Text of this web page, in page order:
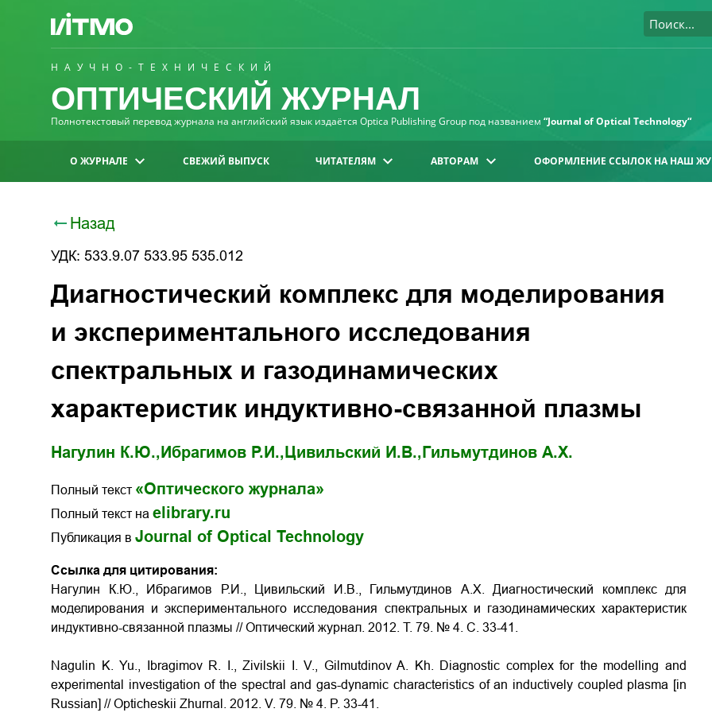
НАУЧНО-ТЕХНИЧЕСКИЙ
ОПТИЧЕСКИЙ ЖУРНАЛ
Полнотекстовый перевод журнала на английский язык издаётся Optica Publishing Group под названием “Journal of Optical Technology“
О ЖУРНАЛЕ СВЕЖИЙ ВЫПУСК ЧИТАТЕЛЯМ АВТОРАМ ОФОРМЛЕНИЕ ССЫЛОК НА НАШ
Назад
УДК: 533.9.07 533.95 535.012
Диагностический комплекс для моделирования
и экспериментального исследования
спектральных и газодинамических
характеристик индуктивно-связанной плазмы
Нагулин К.Ю., Ибрагимов Р.И., Цивильский И.В., Гильмутдинов А.Х.
Полный текст «Оптического журнала»
Полный текст на elibrary.ru
Публикация в Journal of Optical Technology
Ссылка для цитирования:
Нагулин К.Ю., Ибрагимов Р.И., Цивильский И.В., Гильмутдинов А.Х. Диагностический комплекс для
моделирования и экспериментального исследования спектральных и газодинамических характеристик
индуктивно-связанной плазмы // Оптический журнал. 2012. Т. 79. № 4. С. 33-41.
Nagulin K. Yu., Ibragimov R. I., Zivilskii I. V., Gilmutdinov A. Kh. Diagnostic complex for the modelling and
experimental investigation of the spectral and gas-dynamic characteristics of an inductively coupled plasma [in
Russian] // Opticheskii Zhurnal. 2012. V. 79. № 4. P. 33-41.